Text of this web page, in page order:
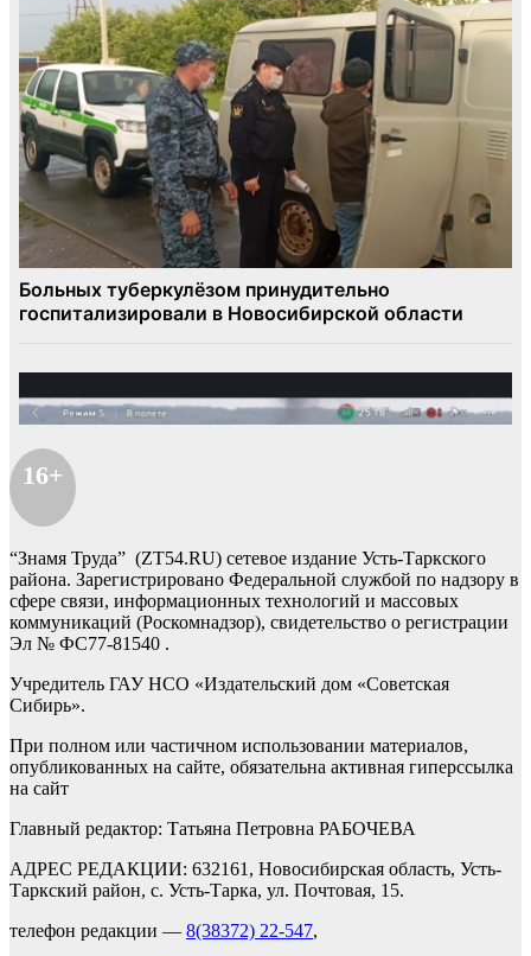
16+
“Знамя Труда” (ZT54.RU) сетевое издание Усть-Таркского
района. Зарегистрировано Федеральной службой по надзору в
сфере связи, информационных технологий и массовых
коммуникаций (Роскомнадзор), свидетельство о регистрации
Эл № ФС77-81540 .
Учредитель ГАУ НСО «Издательский дом «Советская
Сибирь».
При полном или частичном использовании материалов,
опубликованных на сайте, обязательна активная гиперссылка
на сайт
Главный редактор: Татьяна Петровна РАБОЧЕВА
АДРЕС РЕДАКЦИИ: 632161, Новосибирская область, Усть-
Таркский район, с. Усть-Тарка, ул. Почтовая, 15.
телефон редакции — 8(38372) 22-547,